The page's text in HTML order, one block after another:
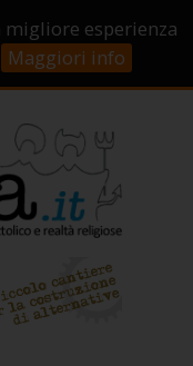
esperienza
Maggiori info
di crowdfunding
Chi Siamo